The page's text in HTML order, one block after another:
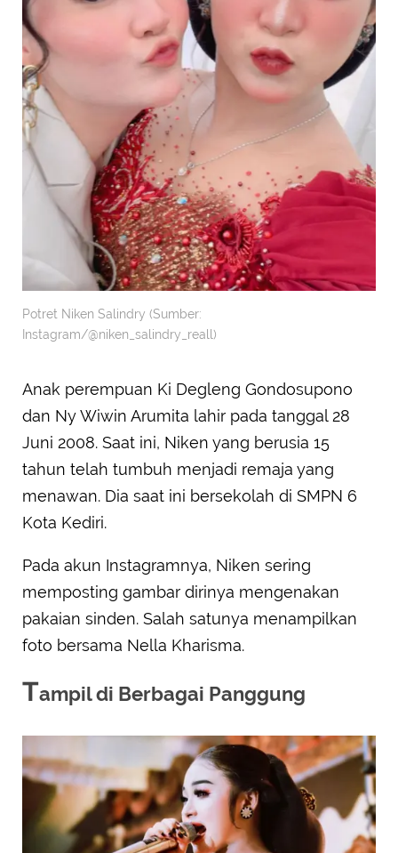
Potret Niken Salindry (Sumber:
Instagram/@niken_salindry_reall)
Anak perempuan Ki Degleng Gondosupono
dan Ny Wiwin Arumita lahir pada tanggal 28
Juni 2008. Saat ini, Niken yang berusia 15
tahun telah tumbuh menjadi remaja yang
menawan. Dia saat ini bersekolah di SMPN 6
Kota Kediri.
Pada akun Instagramnya, Niken sering
memposting gambar dirinya mengenakan
pakaian sinden. Salah satunya menampilkan
foto bersama Nella Kharisma.
Tampil di Berbagai Panggung